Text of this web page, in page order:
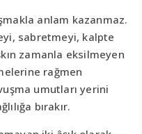
anlam kazanmaz.
sabretmeyi, kalpte
zamanla eksilmeyen
rağmen
umutları yerini
bırakır.